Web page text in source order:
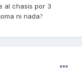
al chasis por 3
ni nada?